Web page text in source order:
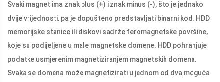
Svaki magnet ima znak plus (+) i znak minus (-), što je jednako
dvije vrijednosti, pa je dopušteno predstavljati binarni kod. HDD
memorijske stanice ili diskovi sadrže feromagnetske površine,
koje su podijeljene u male magnetske domene. HDD pohranjuje
podatke usmjerenim magnetiziranjem magnetskih domena.
Svaka se domena može magnetizirati u jednom od dva moguća